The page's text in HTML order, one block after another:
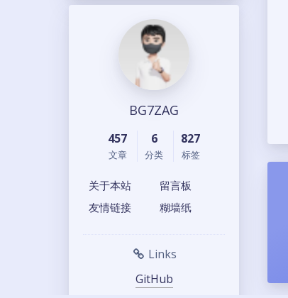
BG7ZAG
457
文章
6
分类
827
标签
关于本站
留言板
友情链接
糊墙纸
Links
GitHub